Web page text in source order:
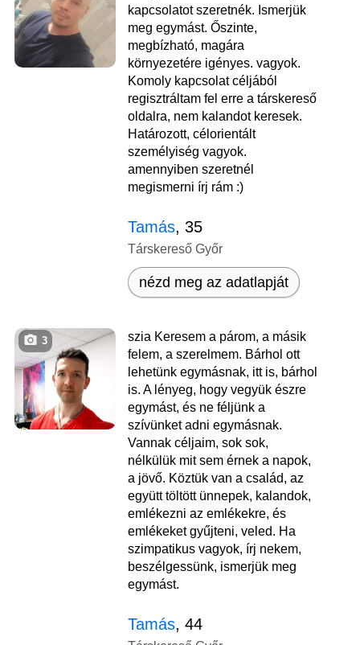
kapcsolatot szeretnék. Ismerjük
meg egymást. Őszinte,
megbízható, magára
környezetére igényes. vagyok.
Komoly kapcsolat céljából
regisztráltam fel erre a társkereső
oldalra, nem kalandot keresek.
Határozott, célorientált
személyiség vagyok.
amennyiben szeretnél
megismerni írj rám :)
Tamás, 35
Társkereső Győr
nézd meg az adatlapját
3
szia Keresem a párom, a másik
felem, a szerelmem. Bárhol ott
lehetünk egymásnak, itt is, bárhol
is. A lényeg, hogy vegyük észre
egymást, és ne féljünk a
szívünket adni egymásnak.
Vannak céljaim, sok sok,
nélkülük mit sem érnek a napok,
a jövő. Köztük van a család, az
együtt töltött ünnepek, kalandok,
emlékezni az emlékekre, és
emlékeket gyűjteni, veled. Ha
szimpatikus vagyok, írj nekem,
beszélgessünk, ismerjük meg
egymást.
Tamás, 44